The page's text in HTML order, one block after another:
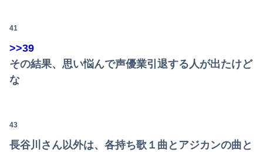
41
>>39
その結果、思い悩んで声優業引退する人が出たけど
な
43
長谷川さん以外は、各持ち歌１曲とアジカンの曲と